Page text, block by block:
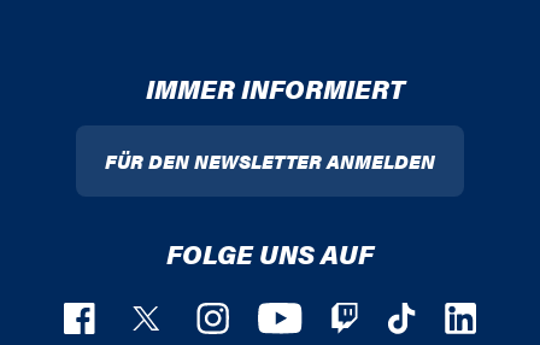
IMMER INFORMIERT
FÜR DEN NEWSLETTER ANMELDEN
FOLGE UNS AUF